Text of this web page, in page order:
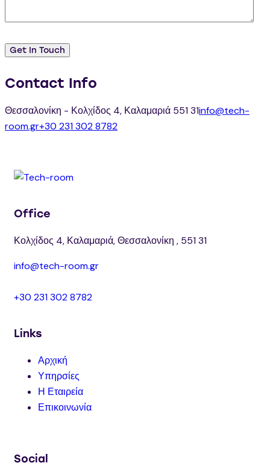
Contact Info
Θεσσαλονίκη - Κολχίδος 4, Καλαμαριά 551 31info@tech-
room.gr+30 231 302 8782
Office
Κολχίδος 4, Καλαμαριά, Θεσσαλονίκη , 551 31
info@tech-room.gr
+30 231 302 8782
Links
Αρχική
Υπηρσίες
Η Εταιρεία
Επικοινωνία
Social